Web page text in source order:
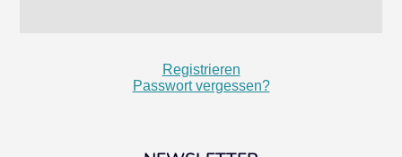
Registrieren
Passwort vergessen?